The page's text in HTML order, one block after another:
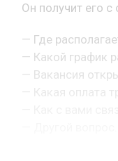
Он получит его
— Где
— Какой график
— Вакансия